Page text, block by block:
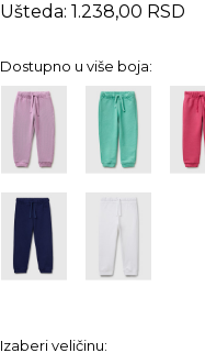
Ušteda: 1.238,00 RSD
Dostupno u više boja:
Izaberi veličinu: